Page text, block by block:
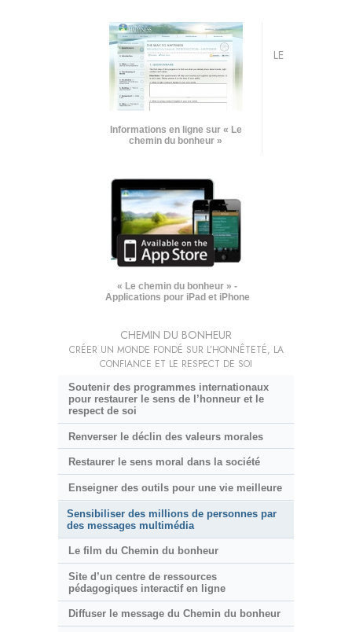
Informations en ligne sur « Le
chemin du bonheur »
« Le chemin du bonheur » -
Applications pour iPad et iPhone
LE
CHEMIN DU BONHEUR
CRÉER UN MONDE FONDÉ SUR L’HONNÊTETÉ, LA
CONFIANCE ET LE RESPECT DE SOI
Soutenir des programmes internationaux
pour restaurer le sens de l’honneur et le
respect de soi
Renverser le déclin des valeurs morales
Restaurer le sens moral dans la société
Enseigner des outils pour une vie meilleure
Sensibiliser des millions de personnes par
des messages multimédia
Le film du Chemin du bonheur
Site d’un centre de ressources
pédagogiques interactif en ligne
Diffuser le message du Chemin du bonheur